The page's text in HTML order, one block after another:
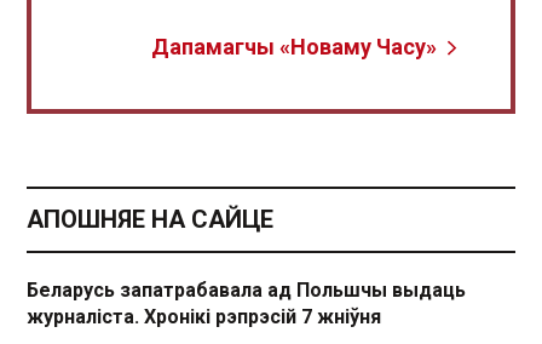
Дапамагчы «Новаму Часу»
АПОШНЯЕ НА САЙЦЕ
Беларусь запатрабавала ад Польшчы выдаць
журналіста. Хронікі рэпрэсій 7 жніўня